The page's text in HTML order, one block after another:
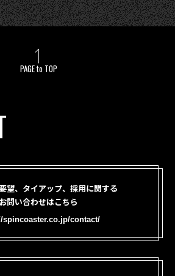
PAGE to TOP
望、タイアップ、採用に関する
お問い合わせはこちら
spincoaster.co.jp/contact/